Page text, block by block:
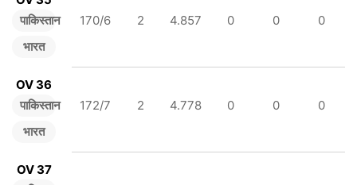
पाकिस्तान
भारत
170/6 2 4.857 0 0 0
OV 36
पाकिस्तान
भारत
172/7 2 4.778 0 0 0
OV 37